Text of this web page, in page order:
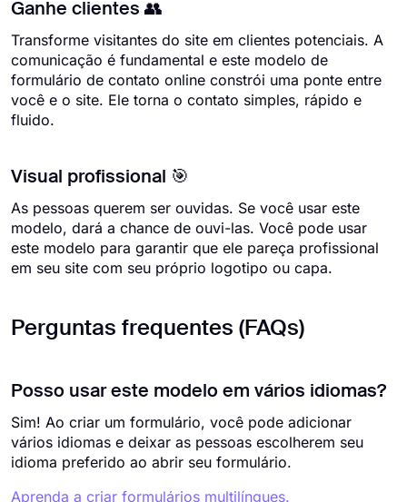
Ganhe clientes 👥
Transforme visitantes do site em clientes potenciais. A
comunicação é fundamental e este modelo de
formulário de contato online constrói uma ponte entre
você e o site. Ele torna o contato simples, rápido e
fluido.
Visual profissional 🎯
As pessoas querem ser ouvidas. Se você usar este
modelo, dará a chance de ouvi-las. Você pode usar
este modelo para garantir que ele pareça profissional
em seu site com seu próprio logotipo ou capa.
Perguntas frequentes (FAQs)
Posso usar este modelo em vários idiomas?
Sim! Ao criar um formulário, você pode adicionar
vários idiomas e deixar as pessoas escolherem seu
idioma preferido ao abrir seu formulário.
Aprenda a criar formulários multilíngues.